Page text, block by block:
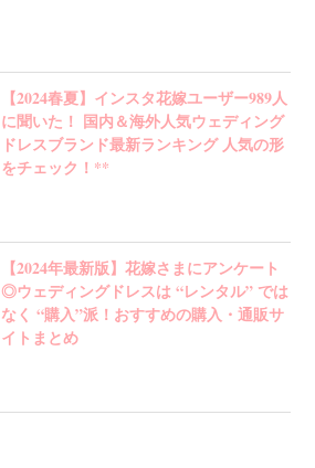
【2024春夏】インスタ花嫁ユーザー989人
に聞いた！ 国内＆海外人気ウェディング
ドレスブランド最新ランキング 人気の形
をチェック！**
【2024年最新版】花嫁さまにアンケート
◎ウェディングドレスは “レンタル” では
なく “購入”派！おすすめの購入・通販サ
イトまとめ